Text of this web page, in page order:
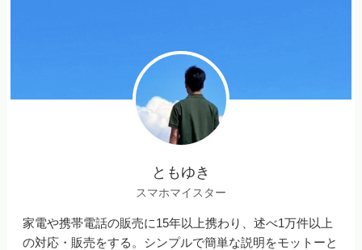
ともゆき
スマホマイスター
家電や携帯電話の販売に15年以上携わり、述べ1万件以上
の対応・販売をする。シンプルで簡単な説明をモットーと